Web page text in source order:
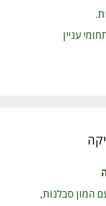
עניין
המון סבלנות,